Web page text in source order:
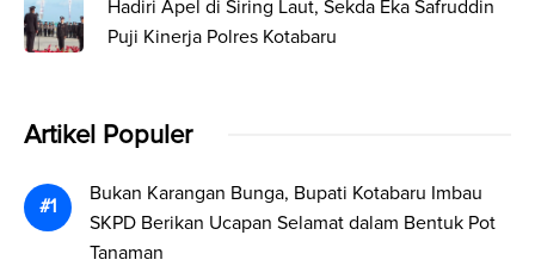
Hadiri Apel di Siring Laut, Sekda Eka Safruddin
Puji Kinerja Polres Kotabaru
Artikel Populer
Bukan Karangan Bunga, Bupati Kotabaru Imbau
SKPD Berikan Ucapan Selamat dalam Bentuk Pot
Tanaman